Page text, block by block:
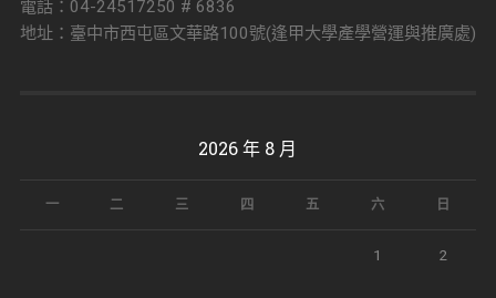
電話：04-24517250 # 6836
地址：臺中市西屯區文華路100號(逢甲大學產學營運與推廣處)
2026 年 8 月
一 二 三 四 五 六 日
1 2